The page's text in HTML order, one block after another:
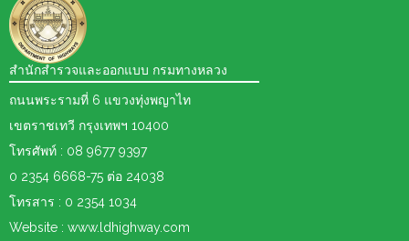
สำนักสำรวจและออกแบบ กรมทางหลวง
ถนนพระรามที่ 6 แขวงทุ่งพญาไท
เขตราชเทวี กรุงเทพฯ 10400
โทรศัพท์ : 08 9677 9397
0 2354 6668-75 ต่อ 24038
โทรสาร : 0 2354 1034
Website : www.ldhighway.com